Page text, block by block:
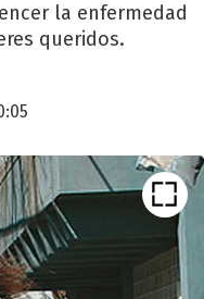
la enfermedad
queridos.